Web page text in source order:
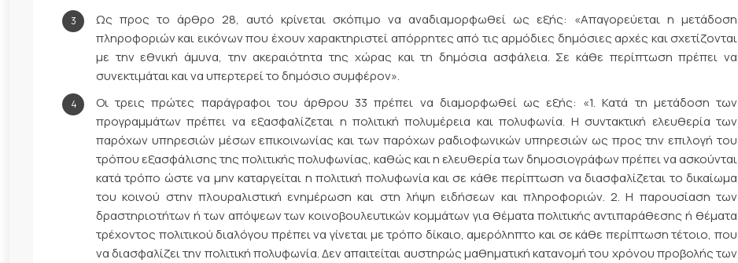
Ως προς το άρθρο 28, αυτό κρίνεται σκόπιμο να αναδιαμορφωθεί ως εξής: «Απαγορεύεται η μετάδοση
πληροφοριών και εικόνων που έχουν χαρακτηριστεί απόρρητες από τις αρμόδιες δημόσιες αρχές και σχετίζονται
με την εθνική άμυνα, την ακεραιότητα της χώρας και τη δημόσια ασφάλεια. Σε κάθε περίπτωση πρέπει να
συνεκτιμάται και να υπερτερεί το δημόσιο συμφέρον».
Οι τρεις πρώτες παράγραφοι του άρθρου 33 πρέπει να διαμορφωθεί ως εξής: «1. Κατά τη μετάδοση των
προγραμμάτων πρέπει να εξασφαλίζεται η πολιτική πολυμέρεια και πολυφωνία. Η συντακτική ελευθερία των
παρόχων υπηρεσιών μέσων επικοινωνίας και των παρόχων ραδιοφωνικών υπηρεσιών ως προς την επιλογή του
τρόπου εξασφάλισης της πολιτικής πολυφωνίας, καθώς και η ελευθερία των δημοσιογράφων πρέπει να ασκούνται
κατά τρόπο ώστε να μην καταργείται η πολιτική πολυφωνία και σε κάθε περίπτωση να διασφαλίζεται το δικαίωμα
του κοινού στην πλουραλιστική ενημέρωση και στη λήψη ειδήσεων και πληροφοριών. 2. Η παρουσίαση των
δραστηριοτήτων ή των απόψεων των κοινοβουλευτικών κομμάτων για θέματα πολιτικής αντιπαράθεσης ή θέματα
τρέχοντος πολιτικού διαλόγου πρέπει να γίνεται με τρόπο δίκαιο, αμερόληπτο και σε κάθε περίπτωση τέτοιο, που
να διασφαλίζει την πολιτική πολυφωνία. Δεν απαιτείται αυστηρώς μαθηματική κατανομή του χρόνου προβολής των